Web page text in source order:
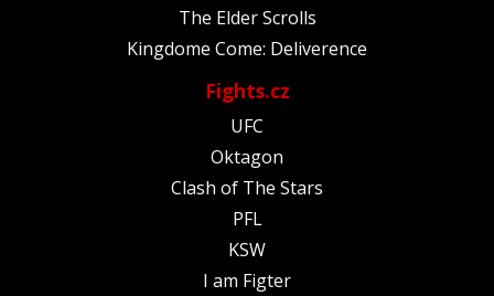
The Elder Scrolls
Kingdome Come: Deliverence
Fights.cz
UFC
Oktagon
Clash of The Stars
PFL
KSW
I am Figter